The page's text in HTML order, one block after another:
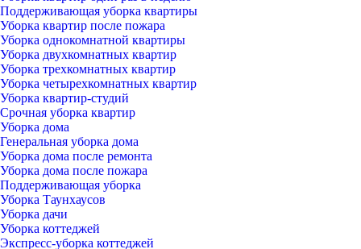
Поддерживающая уборка квартиры
Уборка квартир после пожара
Уборка однокомнатной квартиры
Уборка двухкомнатных квартир
Уборка трехкомнатных квартир
Уборка четырехкомнатных квартир
Уборка квартир-студий
Срочная уборка квартир
Уборка дома
Генеральная уборка дома
Уборка дома после ремонта
Уборка дома после пожара
Поддерживающая уборка
Уборка Таунхаусов
Уборка дачи
Уборка коттеджей
Экспресс-уборка коттеджей